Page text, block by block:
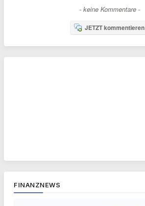
- keine Kommentare -
JETZT kommentieren
FINANZNEWS